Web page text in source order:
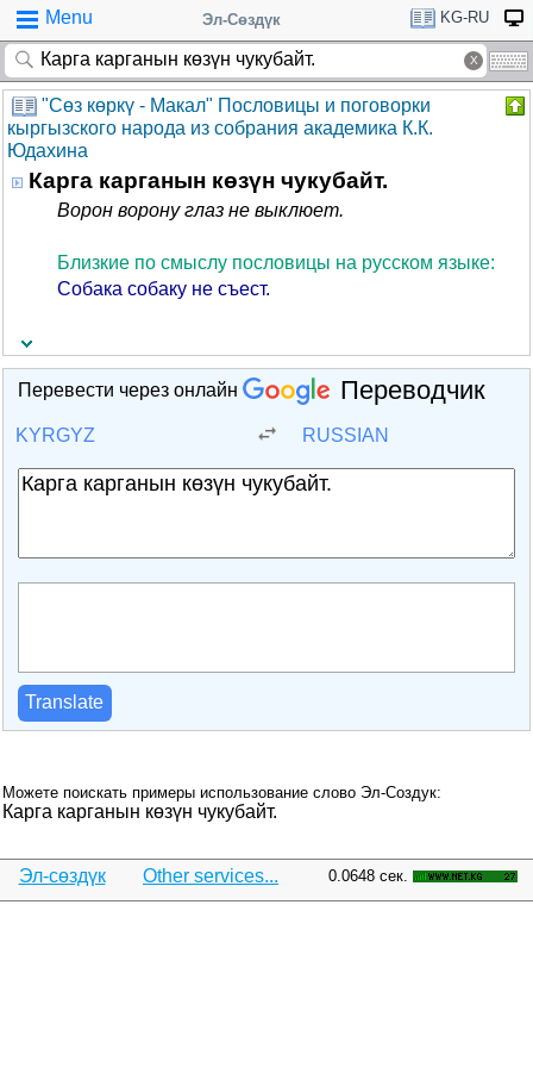
Menu Эл-Сөздүк KG-RU
"Cөз көркү - Макал" Пословицы и поговорки
кыргызского народа из собрания академика К.К.
Юдахина
Карга карганын көзүн чукубайт.
Ворон ворону глаз не выклюет.
Близкие по смыслу пословицы на русском языке:
Собака собаку не съест.
Перевести через онлайн Переводчик
KYRGYZ RUSSIAN
Translate
Можете поискать примеры использование слово Эл-Создук:
Карга карганын көзүн чукубайт.
Эл-сөздүк Other services... 0.0648 сек.